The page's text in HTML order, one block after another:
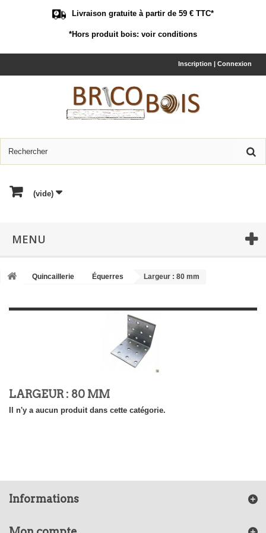
Livraison gratuite à partir de 59 € TTC*
*Hors produit bois: voir conditions
Inscription | Connexion
(vide)
MENU
Quincaillerie Équerres Largeur : 80 mm
LARGEUR : 80 MM
Il n'y a aucun produit dans cette catégorie.
Informations